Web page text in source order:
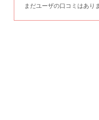
まだユーザの口コミはあり